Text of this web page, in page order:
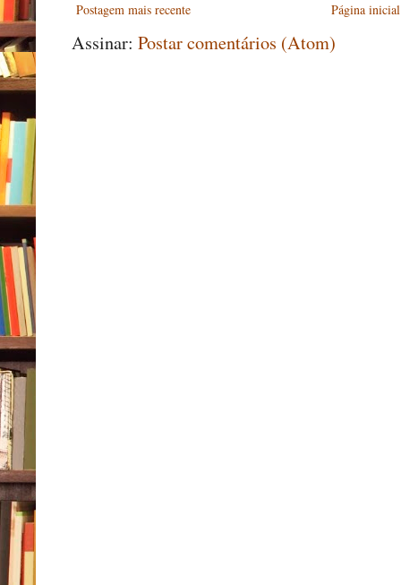
Postagem mais recente Página inicial
Assinar: Postar comentários (Atom)